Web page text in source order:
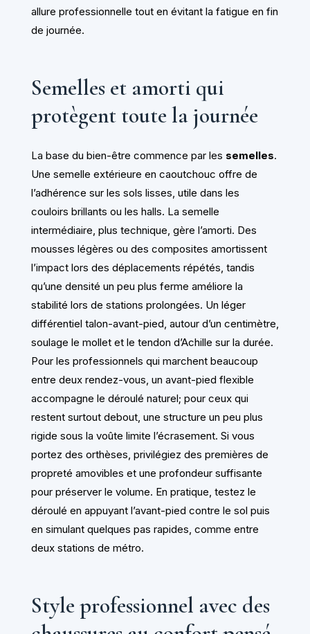
allure professionnelle tout en évitant la fatigue en fin
de journée.
Semelles et amorti qui
protègent toute la journée
La base du bien-être commence par les semelles.
Une semelle extérieure en caoutchouc offre de
l’adhérence sur les sols lisses, utile dans les
couloirs brillants ou les halls. La semelle
intermédiaire, plus technique, gère l’amorti. Des
mousses légères ou des composites amortissent
l’impact lors des déplacements répétés, tandis
qu’une densité un peu plus ferme améliore la
stabilité lors de stations prolongées. Un léger
différentiel talon-avant-pied, autour d’un centimètre,
soulage le mollet et le tendon d’Achille sur la durée.
Pour les professionnels qui marchent beaucoup
entre deux rendez-vous, un avant-pied flexible
accompagne le déroulé naturel; pour ceux qui
restent surtout debout, une structure un peu plus
rigide sous la voûte limite l’écrasement. Si vous
portez des orthèses, privilégiez des premières de
propreté amovibles et une profondeur suffisante
pour préserver le volume. En pratique, testez le
déroulé en appuyant l’avant-pied contre le sol puis
en simulant quelques pas rapides, comme entre
deux stations de métro.
Style professionnel avec des